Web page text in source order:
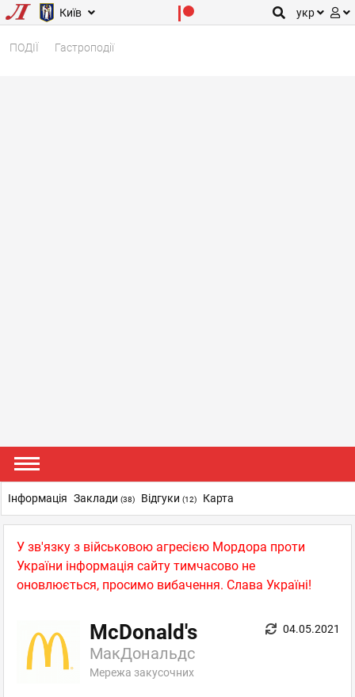
Київ укр
ПОДІЇ Гастроподії
У зв'язку з військовою агресією Мордора проти
України інформація сайту тимчасово не
оновлюється, просимо вибачення. Слава Україні!
McDonald's
МакДональдс
Мережа закусочних
04.05.2021
Інформація Заклади (38) Відгуки (12) Карта